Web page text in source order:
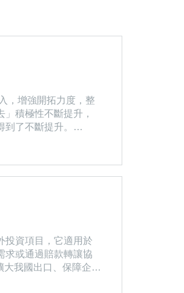
，增強開拓力度，整
積極性不斷提升，
了不斷提升。
投資項目，它適用於
求或通過賠款轉讓協